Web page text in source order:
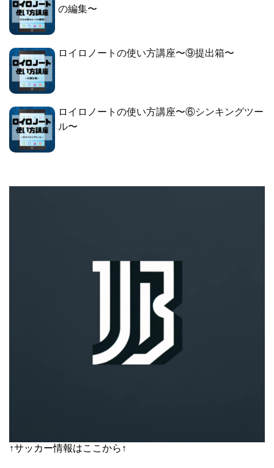
の編集〜
ロイロノートの使い方講座〜⑨提出箱〜
ロイロノートの使い方講座〜⑥シンキングツー
ル〜
↑サッカー情報はここから↑